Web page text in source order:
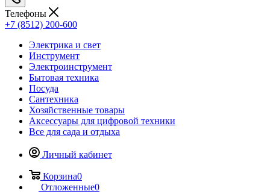
Телефоны
+7 (8512) 200-600
Электрика и свет
Инструмент
Электроинструмент
Бытовая техника
Посуда
Сантехника
Хозяйственные товары
Аксессуары для цифровой техники
Все для сада и отдыха
Личный кабинет
Корзина0
Отложенные0